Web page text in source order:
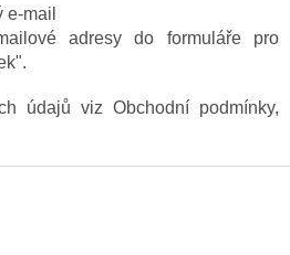
mail
adresy do formuláře pro
údajů viz Obchodní podmínky,